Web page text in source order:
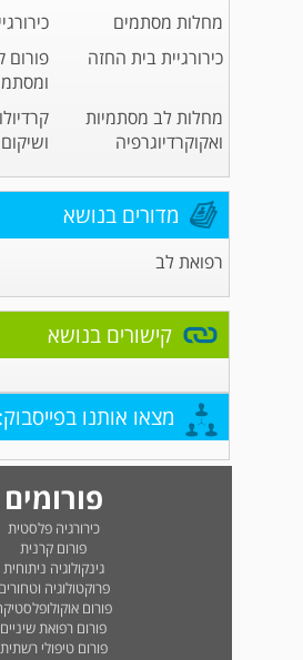
מחלות מסתמים
כירורגיית בית החזה
פורום
מחלות לב מסתמיות
ואקוקרדיוגרפיה
מדורים בנושא
רפואת לב
קישורים בנושא
מצאו אותנו בפייסבוק:
פורומים
כירורגיה פלסטית
פורום קרנית
גינקולוגיה ניתוחית
פרוקטולוגיה וטחורים
פורום
פורום רפואת שיניים
פורום טיפולי רשתית